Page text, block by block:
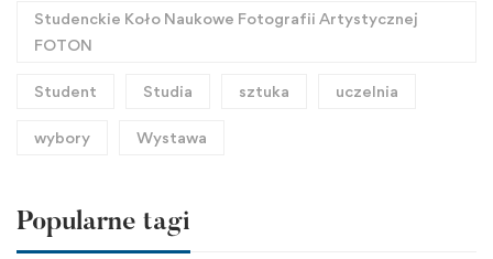
Studenckie Koło Naukowe Fotografii Artystycznej
FOTON
Student Studia sztuka uczelnia
wybory Wystawa
Popularne tagi